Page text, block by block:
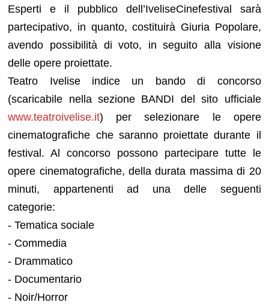
Esperti e il pubblico dell’IveliseCinefestival sarà
partecipativo, in quanto, costituirà Giuria Popolare,
avendo possibilità di voto, in seguito alla visione
delle opere proiettate.
Teatro Ivelise indice un bando di concorso
(scaricabile nella sezione BANDI del sito ufficiale
www.teatroivelise.it) per selezionare le opere
cinematografiche che saranno proiettate durante il
festival. Al concorso possono partecipare tutte le
opere cinematografiche, della durata massima di 20
minuti, appartenenti ad una delle seguenti
categorie:
- Tematica sociale
- Commedia
- Drammatico
- Documentario
- Noir/Horror